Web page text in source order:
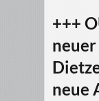
+++
neue